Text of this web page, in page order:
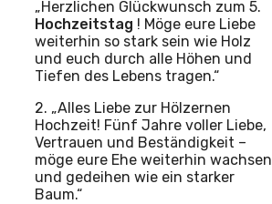
„Herzlichen Glückwunsch zum 5.
Hochzeitstag ! Möge eure Liebe
weiterhin so stark sein wie Holz
und euch durch alle Höhen und
Tiefen des Lebens tragen.“
2. „Alles Liebe zur Hölzernen
Hochzeit! Fünf Jahre voller Liebe,
Vertrauen und Beständigkeit –
möge eure Ehe weiterhin wachsen
und gedeihen wie ein starker
Baum.“